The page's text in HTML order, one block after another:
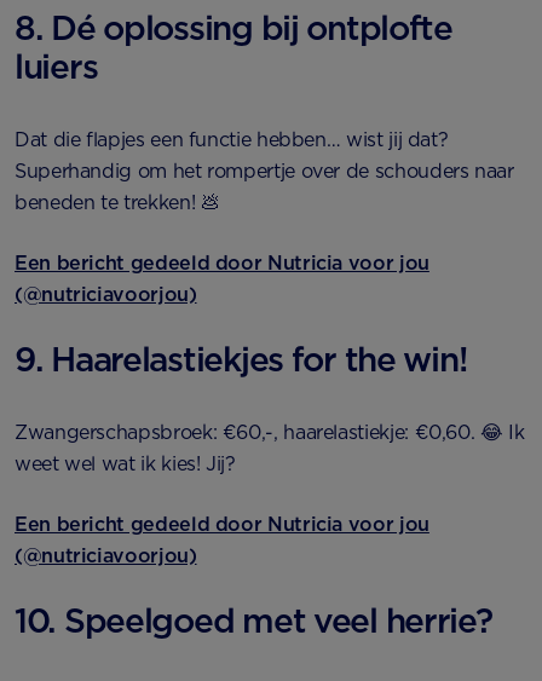
8. Dé oplossing bij ontplofte
luiers
Dat die flapjes een functie hebben… wist jij dat?
Superhandig om het rompertje over de schouders naar
beneden te trekken! 💩
Een bericht gedeeld door Nutricia voor jou
(@nutriciavoorjou)
9. Haarelastiekjes for the win!
Zwangerschapsbroek: €60,-, haarelastiekje: €0,60. 😂 Ik
weet wel wat ik kies! Jij?
Een bericht gedeeld door Nutricia voor jou
(@nutriciavoorjou)
10. Speelgoed met veel herrie?